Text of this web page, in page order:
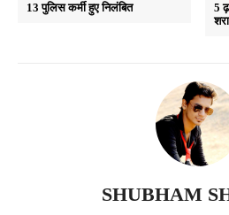
13 पुलिस कर्मी हुए निलंबित
5
SHUBHAM